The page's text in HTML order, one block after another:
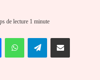
de lecture 1 minute
MessengerWhatsAppTelegramPartager par email